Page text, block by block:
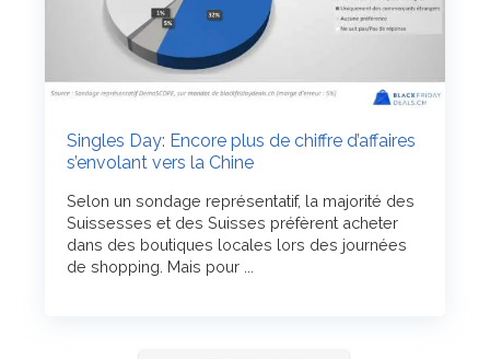
Singles Day: Encore plus de chiffre d’affaires
s’envolant vers la Chine
Selon un sondage représentatif, la majorité des
Suissesses et des Suisses préfèrent acheter
dans des boutiques locales lors des journées
de shopping. Mais pour ...